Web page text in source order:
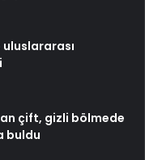
çift, gizli bölmede
buldu